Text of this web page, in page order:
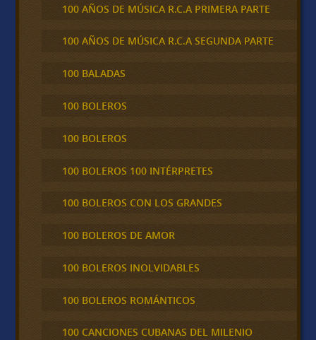
100 AÑOS DE MÚSICA R.C.A PRIMERA PARTE
100 AÑOS DE MÚSICA R.C.A SEGUNDA PARTE
100 BALADAS
100 BOLEROS
100 BOLEROS
100 BOLEROS 100 INTÉRPRETES
100 BOLEROS CON LOS GRANDES
100 BOLEROS DE AMOR
100 BOLEROS INOLVIDABLES
100 BOLEROS ROMÁNTICOS
100 CANCIONES CUBANAS DEL MILENIO